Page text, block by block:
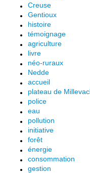
Creuse
Gentioux
histoire
témoignage
agriculture
livre
néo-ruraux
Nedde
accueil
plateau de
police
eau
pollution
initiative
forêt
énergie
consommation
gestion